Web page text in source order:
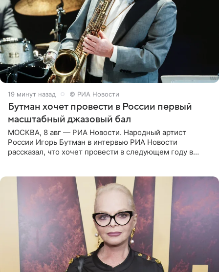
20 минут назад © РИА Новости
Бутман хочет провести в России первый
масштабный джазовый бал
МОСКВА, 8 авг — РИА Новости. Народный артист
России Игорь Бутман в интервью РИА Новости
рассказал, что хочет провести в следующем году в